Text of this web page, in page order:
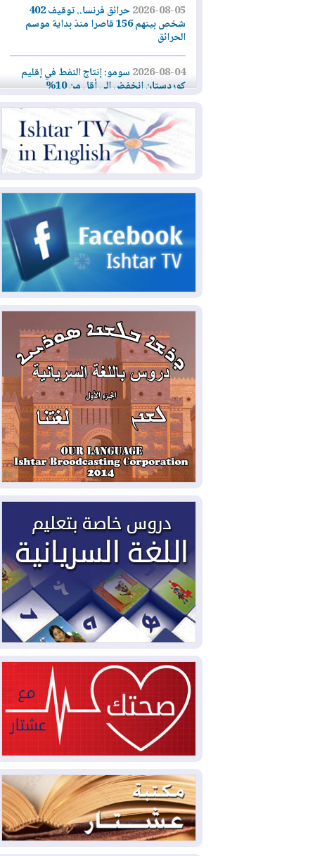
2026-08-05
حرائق فرنسا.. توقيف 402
شخص بينهم 156 قاصرا منذ بداية موسم
الحرائق
2026-08-04سومو: إنتاج النفط في إقليم
كوردستان انخفض إلى أقل من 10%
2026-08-04 ملفات حقبة الكاظمي تعود إلى
الواجهة.. أنباء عن مراجعات قضائية
وتحقيقات أوسع في قضايا فساد
الرئاسية ويحذر من "حرب أهلية" في
2026-08-03رئيس إقليم كوردستان في
دمشق في زيارة رسمية
2026-08-03العراق يؤكد مجدداً التزامه
بمنع الهجمات على الدول المجاورة
2026-08-03العجز والاقتراض يطوقان
المالية العراقية.. اقتراض يتجاوز 3 تريليونات
دينار!
2026-08-03كوبا تغرق في الظلام مجددا
وانهيار الشبكة الكهربائية
2026-08-03
أوامر بإجلاء 60 ألف شخص
بسبب الحرائق في ولاية واشنطن
2026-08-02مشروع "حسابي" يُمهل
الموظفين حتى نهاية أغسطس لاستلام
بطاقاتهم المصرفية
2026-08-02دمشق وعمّان تحذران بغداد:
أي هجوم من أراضي العراق سيواجه برد
2026-08-02ترامب: الولايات المتحدة
وإسرائيل تعلقان شن ضربات على إيران
2026-08-01تقرير: الولايات المتحدة تسحب
منظومة باتريوت الدفاعية من أربيل
2026-08-01النفط: اتفاقية ثلاثية لاستئناف
التصدير عبر جيهان بطاقة 750 ألف برميل
2026-08-01"في أقرب وقت ممكن".. إدارة
ترامب تخطط لشن ضربات جديدة على إيران
2026-07-31أتروشي: قرار السلم والحرب
في العراق "مختطف" وخارج سيطرة
الحكومة